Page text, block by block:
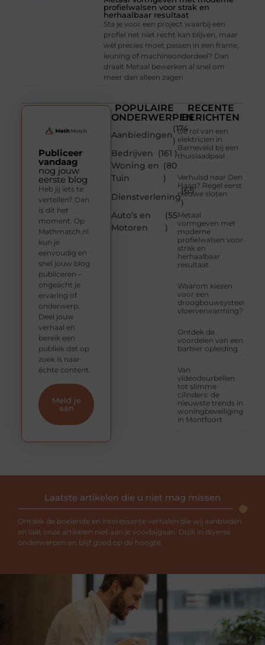
profielwalsen voor strak en
herhaalbaar resultaat
Sta je voor een project waarbij een
profiel net niet recht kan blijven, maar
wél precies moet passen in een frame,
leuning of machineonderdeel? Dan
draait Metaal bewerken al snel om
meer dan alleen zagen
POPULAIRE
ONDERWERPEN
Aanbiedingen
(174
)
Bedrijven
(161 )
Woning en
Tuin
(80
)
Dienstverlening
(65
)
Auto’s en
Motoren
(55
)
RECENTE
BERICHTEN
De rol van een
elektricien in
Barneveld bij een
thuislaadpaal
Verhuisd naar Den
Haag? Regel eerst
nieuwe sloten
Metaal
vormgeven met
moderne
profielwalsen voor
strak en
herhaalbaar
resultaat
Waarom kiezen
voor een
droogbouwsysteem
vloerverwarming?
Ontdek de
voordelen van een
barbier opleiding
Van
videodeurbellen
tot slimme
cilinders: de
nieuwste trends in
woningbeveiliging
in Montfoort
Publiceer
vandaag
nog jouw
eerste blog
Heb jij iets te
vertellen? Dan
is dit het
moment. Op
Mathmatch.nl
kun je
eenvoudig en
snel jouw blog
publiceren –
ongeacht je
ervaring of
onderwerp.
Deel jouw
verhaal en
bereik een
publiek dat op
zoek is naar
échte content.
Meld je
aan
Laatste artikelen die u niet mag missen
Ontdek de boeiende en interessante verhalen die wij aanbieden
en laat onze artikelen niet aan je voorbijgaan. Duik in diverse
onderwerpen en blijf goed op de hoogte.